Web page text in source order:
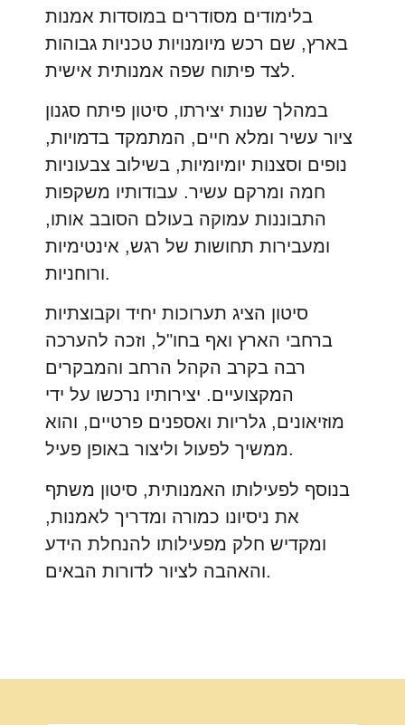
בלימודים מסודרים במוסדות אמנות
בארץ, שם רכש מיומנויות טכניות גבוהות
לצד פיתוח שפה אמנותית אישית.
במהלך שנות יצירתו, סיטון פיתח סגנון
ציור עשיר ומלא חיים, המתמקד בדמויות,
נופים וסצנות יומיומיות, בשילוב צבעוניות
חמה ומרקם עשיר. עבודותיו משקפות
התבוננות עמוקה בעולם הסובב אותו,
ומעבירות תחושות של רגש, אינטימיות
ורוחניות.
סיטון הציג תערוכות יחיד וקבוצתיות
ברחבי הארץ ואף בחו"ל, וזכה להערכה
רבה בקרב הקהל הרחב והמבקרים
המקצועיים. יצירותיו נרכשו על ידי
מוזיאונים, גלריות ואספנים פרטיים, והוא
ממשיך לפעול וליצור באופן פעיל.
בנוסף לפעילותו האמנותית, סיטון משתף
את ניסיונו כמורה ומדריך לאמנות,
ומקדיש חלק מפעילותו להנחלת הידע
והאהבה לציור לדורות הבאים.